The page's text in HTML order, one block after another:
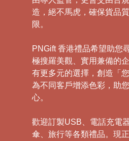
造，絕不馬虎，確保貨品
限。
PNGift 香港禮品希望助您
極搜羅美觀、實用兼備的
有更多元的選擇，創造「
為不同客戶增添色彩，助
心。
歡迎訂製USB、電話充電
傘、旅行等各類禮品。現